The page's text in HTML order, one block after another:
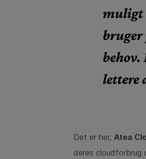
muligt
bruger
lettere
Det er her, Atea
deres